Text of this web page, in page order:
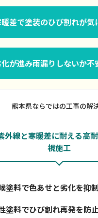
差で塗装のひび割れが気
が進み雨漏りしないか不
熊本県ならではの工事の解
外線と寒暖差に耐える高
視施工
塗料で色あせと劣化を抑制
塗料でひび割れ再発を防